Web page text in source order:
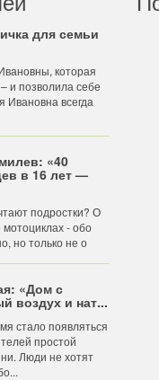
для семьи
которая
и позволила себе
Ивановна всегда
«40
в 16 лет —
подростки? О
мотоциклах - обо
но только не о
«Дом с
воздух и нат...
стало появляться
простой
Люди не хотят